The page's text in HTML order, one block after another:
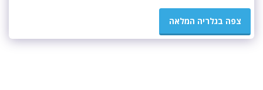
צפה בגלריה המלאה